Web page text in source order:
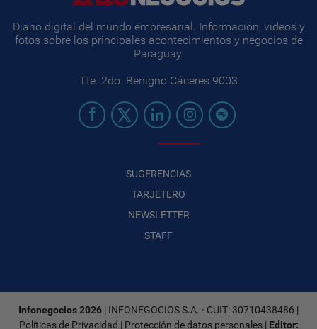
Diario digital del mundo empresarial. Información, videos y
fotos sobre los principales acontecimientos y negocios de
Paraguay.
Tte. 2do. Benigno Cáceres 9003
SUGERENCIAS
TARJETERO
NEWSLETTER
STAFF
Infonegocios 2026 | INFONEGOCIOS S.A. · CUIT: 30710438486 |
Políticas de Privacidad | Protección de datos personales| Editor: